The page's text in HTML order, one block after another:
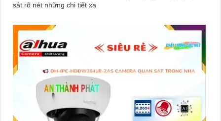
sát rõ nét những chi tiết xa